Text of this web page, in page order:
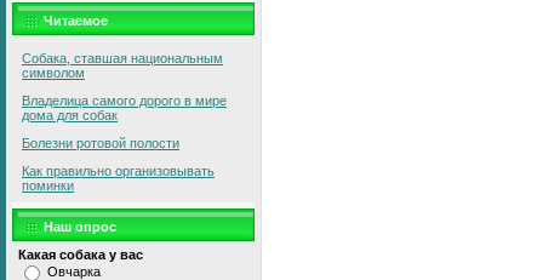
Читаемое
Собака, ставшая национальным
символом
Владелица самого дорого в мире
дома для собак
Болезни ротовой полости
Как правильно организовывать
поминки
Наш опрос
Какая собака у вас
Овчарка